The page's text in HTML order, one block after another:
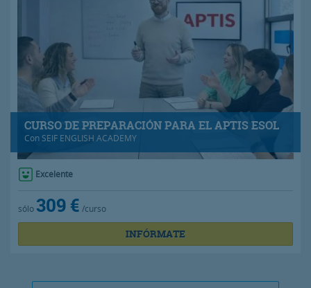
CURSO DE PREPARACIÓN PARA EL APTIS ESOL
Con SEIF ENGLISH ACADEMY
Excelente
sólo 309 € /curso
INFÓRMATE